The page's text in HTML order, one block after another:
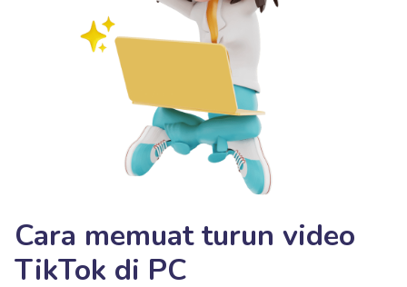
Cara memuat turun video
TikTok di PC